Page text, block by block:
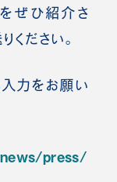
をぜひ紹介さ
ください。
入力をお願い
press/